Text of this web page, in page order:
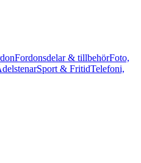
Fordonsdelar & tillbehörFoto,
Sport & FritidTelefoni,